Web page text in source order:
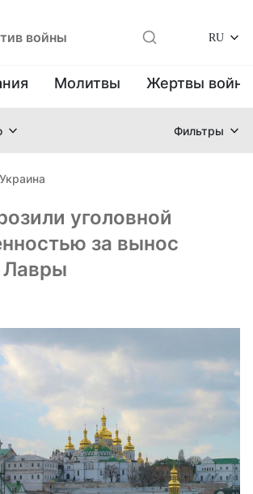
войны RU
Молитвы Жертвы
Фильтры
Украина
уголовной
за вынос